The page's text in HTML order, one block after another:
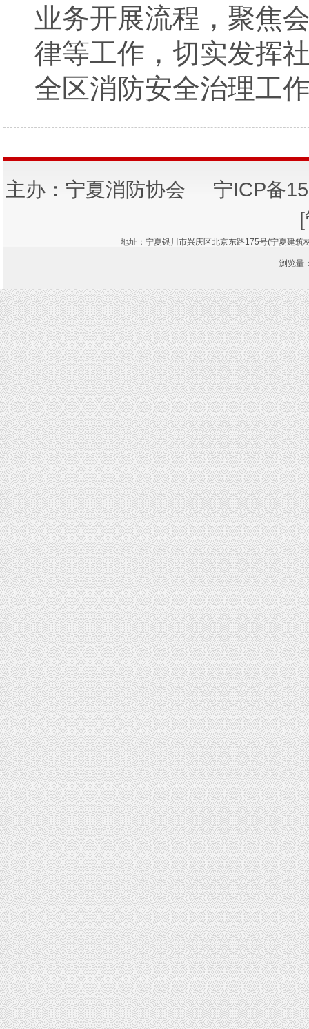
业务开展流程，聚焦
律等工作，切实发挥
全区消防安全治理工
主办：宁夏消防协会 宁ICP备
地址：宁夏银川市兴庆区北京东路175号(宁夏
浏览量